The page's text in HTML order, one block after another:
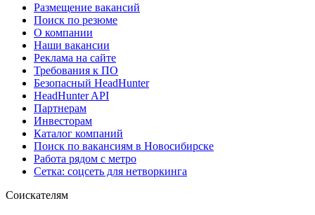
Размещение вакансий
Поиск по резюме
О компании
Наши вакансии
Реклама на сайте
Требования к ПО
Безопасный HeadHunter
HeadHunter API
Партнерам
Инвесторам
Каталог компаний
Поиск по вакансиям в Новосибирске
Работа рядом с метро
Сетка: соцсеть для нетворкинга
Соискателям